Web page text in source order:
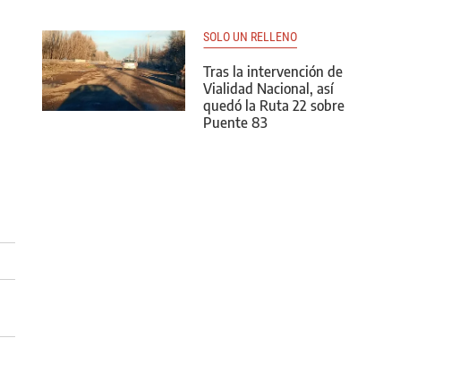
SOLO UN RELLENO
Tras la intervención de
Vialidad Nacional, así
quedó la Ruta 22 sobre
Puente 83